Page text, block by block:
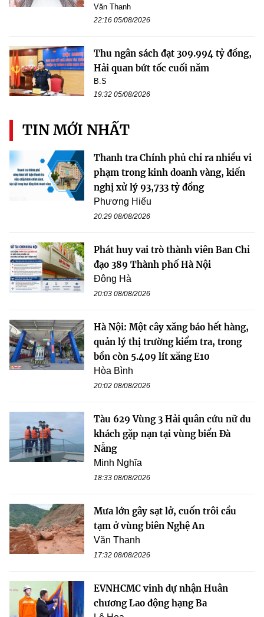
Văn Thanh
22:16 05/08/2026
Thu ngân sách đạt 309.994 tỷ đồng,
Hải quan bứt tốc cuối năm
B.S
19:32 05/08/2026
TIN MỚI NHẤT
Thanh tra Chính phủ chỉ ra nhiều vi
phạm trong kinh doanh vàng, kiến
nghị xử lý 93,733 tỷ đồng
Phương Hiếu
20:29 08/08/2026
Phát huy vai trò thành viên Ban Chỉ
đạo 389 Thành phố Hà Nội
Đông Hà
20:03 08/08/2026
Hà Nội: Một cây xăng báo hết hàng,
quản lý thị trường kiểm tra, trong
bồn còn 5.409 lít xăng E10
Hòa Bình
20:02 08/08/2026
Tàu 629 Vùng 3 Hải quân cứu nữ du
khách gặp nạn tại vùng biển Đà
Nẵng
Minh Nghĩa
18:33 08/08/2026
Mưa lớn gây sạt lở, cuốn trôi cầu
tạm ở vùng biên Nghệ An
Văn Thanh
17:32 08/08/2026
EVNHCMC vinh dự nhận Huân
chương Lao động hạng Ba